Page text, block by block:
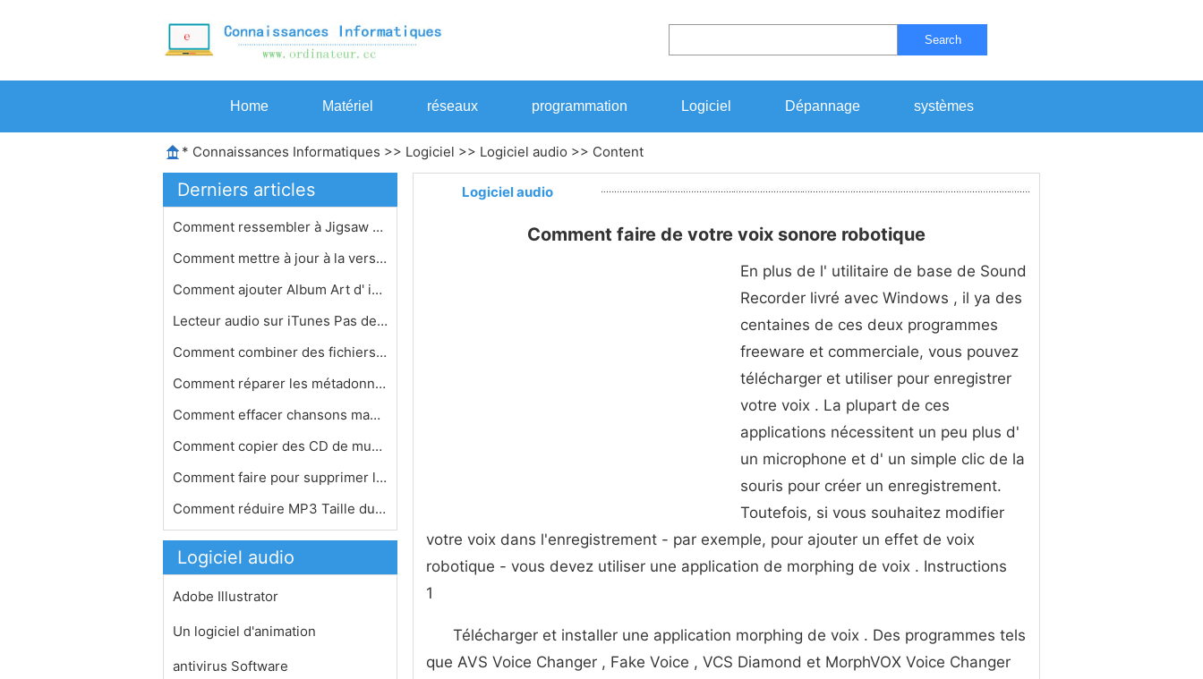
Search
Home Matériel réseaux programmation Logiciel Dépannage systèmes
* Connaissances Informatiques >> Logiciel >> Logiciel audio >> Content
Derniers articles
Comment ressembler à Jigsaw sur Sou…
Comment mettre à jour à la version…
Comment ajouter Album Art d' iTunes
Lecteur audio sur iTunes Pas de trav…
Comment combiner des fichiers MP4 da…
Comment réparer les métadonnées s…
Comment effacer chansons manquantes …
Comment copier des CD de musique lé…
Comment faire pour supprimer les voi…
Comment réduire MP3 Taille du fichi…
Logiciel audio
Adobe Illustrator
Un logiciel d'animation
antivirus Software
Logiciel audio
Comment faire de votre voix sonore robotique
En plus de l' utilitaire de base de Sound
Recorder livré avec Windows , il ya des
centaines de ces deux programmes
freeware et commerciale, vous pouvez
télécharger et utiliser pour enregistrer
votre voix . La plupart de ces
applications nécessitent un peu plus d'
un microphone et d' un simple clic de la
souris pour créer un enregistrement.
Toutefois, si vous souhaitez modifier
votre voix dans l'enregistrement - par exemple, pour ajouter un effet de voix
robotique - vous devez utiliser une application de morphing de voix . Instructions
1
Télécharger et installer une application morphing de voix . Des programmes tels
que AVS Voice Changer , Fake Voice , VCS Diamond et MorphVOX Voice Changer